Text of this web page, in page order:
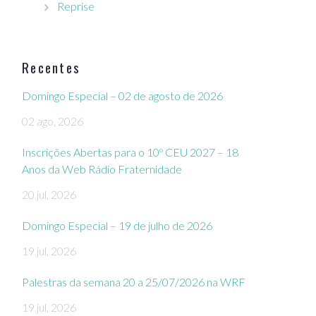
Reprise
Recentes
Domingo Especial – 02 de agosto de 2026
02 ago, 2026
Inscrições Abertas para o 10º CEU 2027 – 18
Anos da Web Rádio Fraternidade
20 jul, 2026
Domingo Especial – 19 de julho de 2026
19 jul, 2026
Palestras da semana 20 a 25/07/2026 na WRF
19 jul, 2026